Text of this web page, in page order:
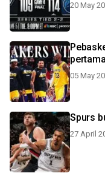
20 May
05 May
Spurs
27 April